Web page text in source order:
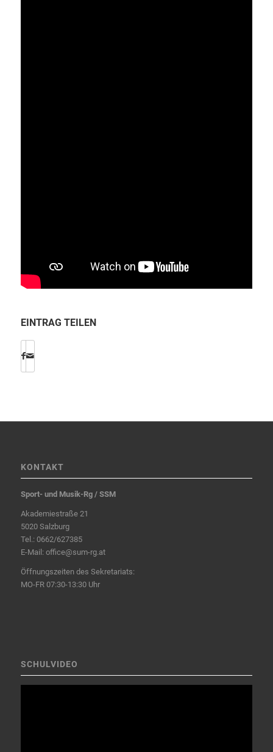
EINTRAG TEILEN
KONTAKT
Sport- und Musik-Rg / SSM
Akademiestraße 21
5020 Salzburg
Tel.: 0662/627385
E-Mail: office@sum-rg.at
Öffnungszeiten des Sekretariats:
MO-FR 07:30-13:30 Uhr
SCHULVIDEO